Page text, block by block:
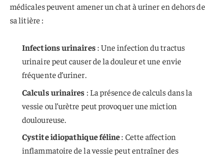
médicales peuvent amener un chat à uriner en dehors de
sa litière :
Infections urinaires : Une infection du tractus
urinaire peut causer de la douleur et une envie
fréquente d’uriner.
Calculs urinaires : La présence de calculs dans la
vessie ou l’urètre peut provoquer une miction
douloureuse.
Cystite idiopathique féline: Cette affection
inflammatoire de la vessie peut entraîner des